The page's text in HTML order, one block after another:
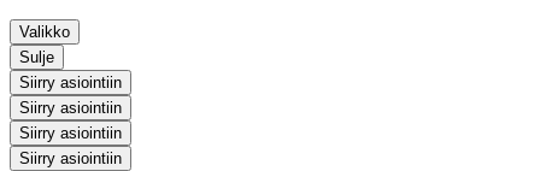
Valikko
Sulje
Siirry asiointiin
Siirry asiointiin
Siirry asiointiin
Siirry asiointiin